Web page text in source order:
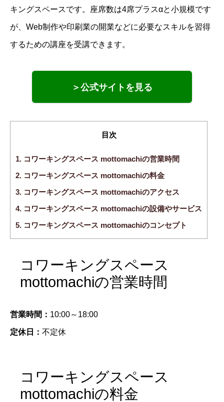
キングスペースです。座席数は4席プラスαと小規模です
が、Web制作や印刷業の開業などに必要なスキルを習得
するための講座を受講できます。
＞公式サイトを見る
目次
1. コワーキングスペース mottomachiの営業時間
2. コワーキングスペース mottomachiの料金
3. コワーキングスペース mottomachiのアクセス
4. コワーキングスペース mottomachiの設備やサービス
5. コワーキングスペース mottomachiのコンセプト
コワーキングスペース
mottomachiの営業時間
営業時間： 10:00～18:00
定休日： 不定休
コワーキングスペース
mottomachiの料金